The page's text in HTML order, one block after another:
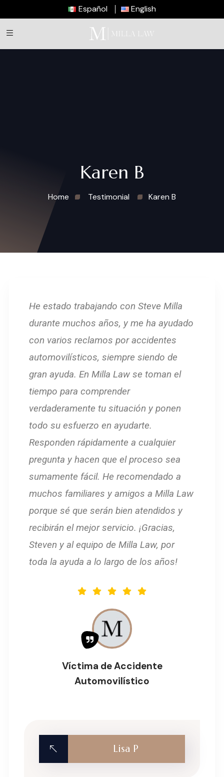
Español English
Karen B
Home Testimonial Karen B
He estado trabajando con Steve Milla
durante muchos años, y me ha ayudado
con varios reclamos por accidentes
automovilísticos, siempre siendo de
gran ayuda. En Milla Law se toman el
tiempo para comprender
verdaderamente tu situación y ponen
todo su esfuerzo en ayudarte.
Responden rápidamente a cualquier
pregunta y hacen que el proceso sea
sumamente fácil. He recomendado a
muchos familiares y amigos a Milla Law
porque sé que serán bien atendidos y
recibirán el mejor servicio. ¡Gracias,
Steven y al equipo de Milla Law, por
toda la ayuda a lo largo de los años!
Víctima de Accidente
Automovilístico
Lisa P